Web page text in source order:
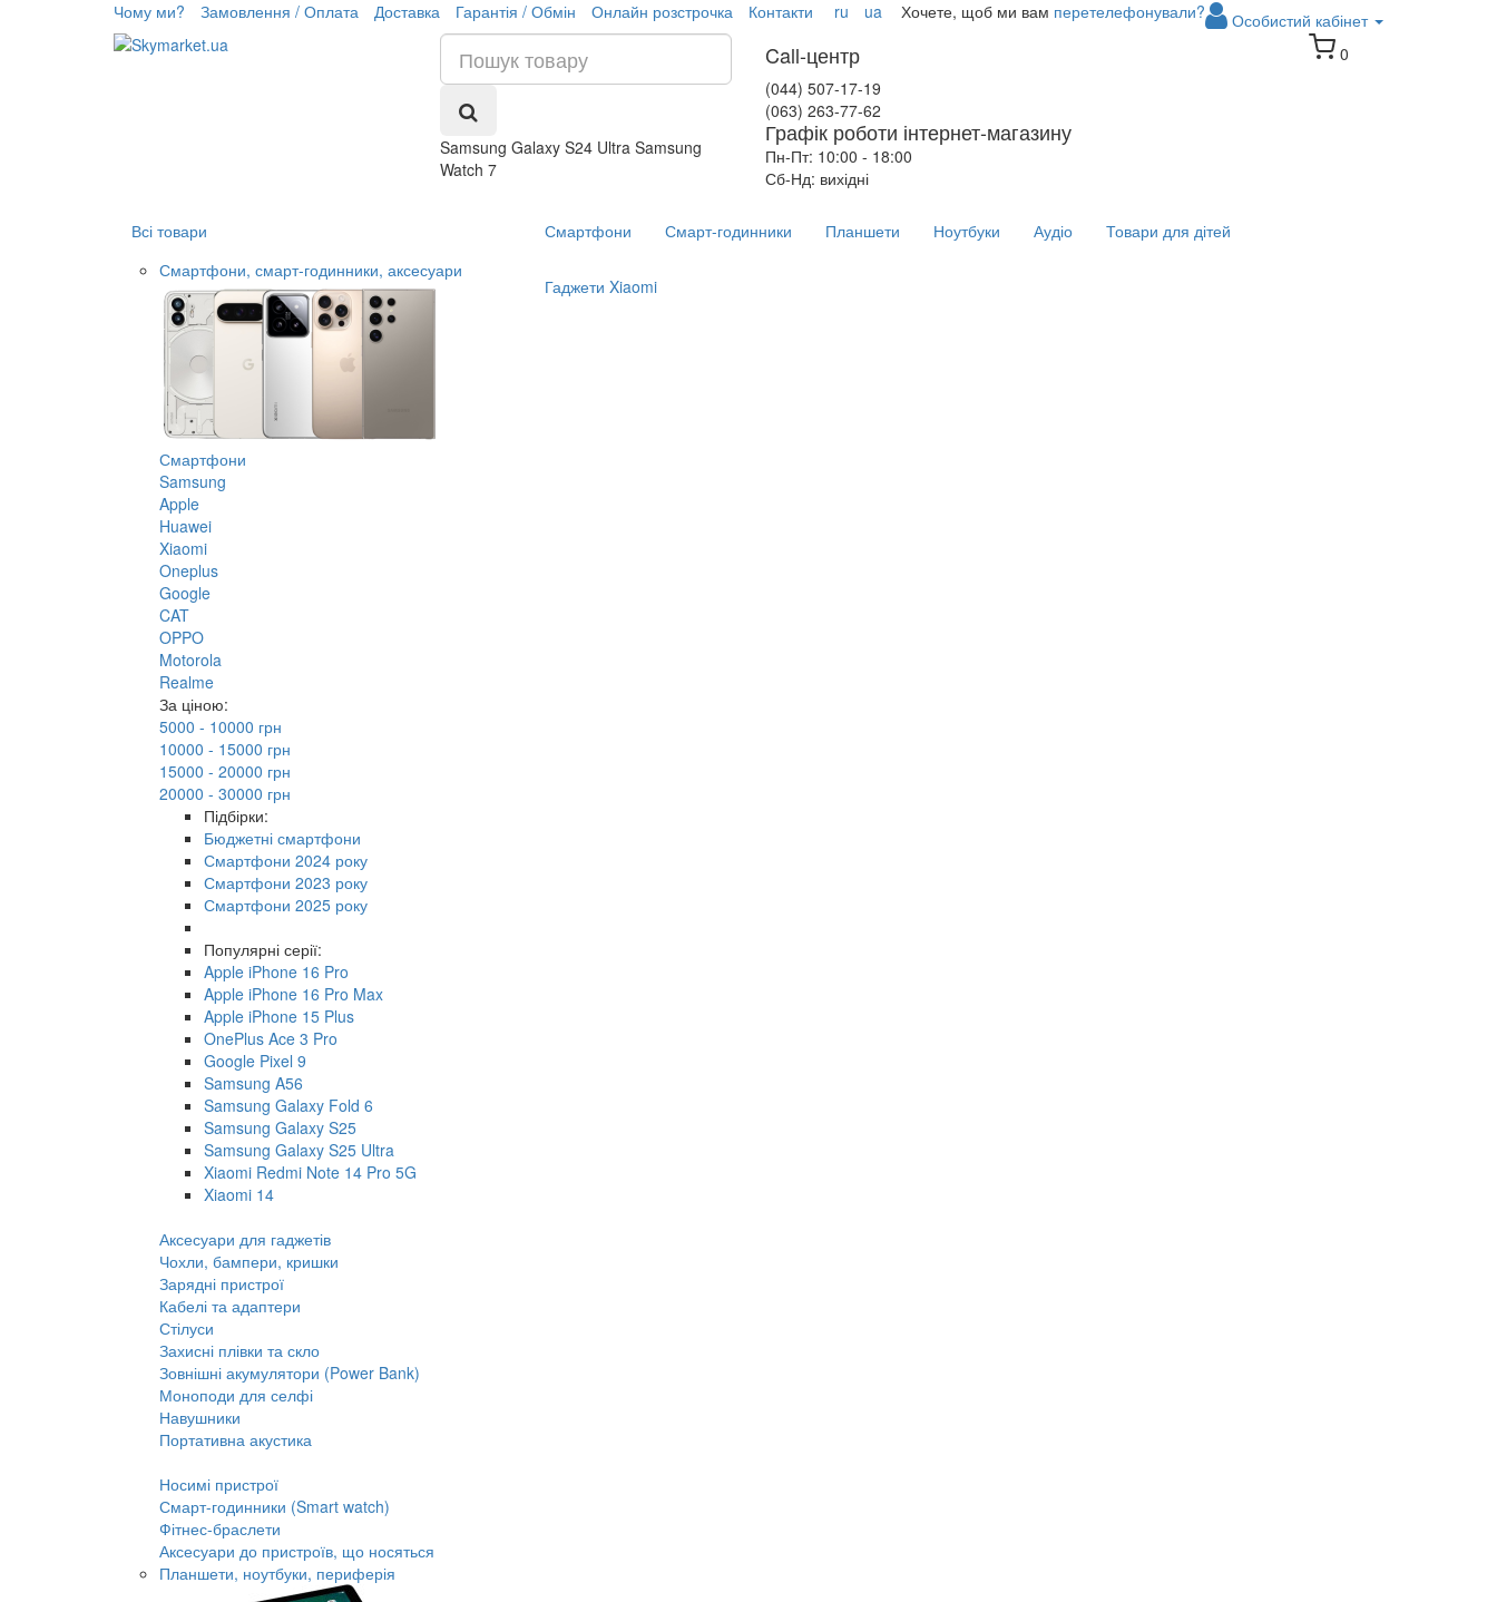
Чому ми? Замовлення / Оплата Доставка Гарантія / Обмін Онлайн розстрочка Контакти ru ua Особистий кабінет
Хочете, щоб ми вам перетелефонували?
Samsung Galaxy S24 Ultra Samsung
Watch 7
Call-центр
(044) 507-17-19
(063) 263-77-62
Графік роботи інтернет-магазину
Пн-Пт: 10:00 - 18:00
Сб-Нд: вихідні
0
Всі товари
Смартфони, смарт-годинники, аксесуари
Смартфони
Samsung
Apple
Huawei
Xiaomi
Oneplus
Google
CAT
OPPO
Motorola
Realme
За ціною:
5000 - 10000 грн
10000 - 15000 грн
15000 - 20000 грн
20000 - 30000 грн
Підбірки:
Бюджетні смартфони
Смартфони 2024 року
Смартфони 2023 року
Смартфони 2025 року
Популярні серії:
Apple iPhone 16 Pro
Apple iPhone 16 Pro Max
Apple iPhone 15 Plus
OnePlus Ace 3 Pro
Google Pixel 9
Samsung A56
Samsung Galaxy Fold 6
Samsung Galaxy S25
Samsung Galaxy S25 Ultra
Xiaomi Redmi Note 14 Pro 5G
Xiaomi 14
Аксесуари для гаджетів
Чохли, бампери, кришки
Зарядні пристрої
Кабелі та адаптери
Стілуси
Захисні плівки та скло
Зовнішні акумулятори (Power Bank)
Моноподи для селфі
Навушники
Портативна акустика
Носимі пристрої
Смарт-годинники (Smart watch)
Фітнес-браслети
Аксесуари до пристроїв, що носяться
Планшети, ноутбуки, периферія
Смартфони Смарт-годинники Планшети Ноутбуки Аудіо Товари для дітей
Гаджети Xiaomi